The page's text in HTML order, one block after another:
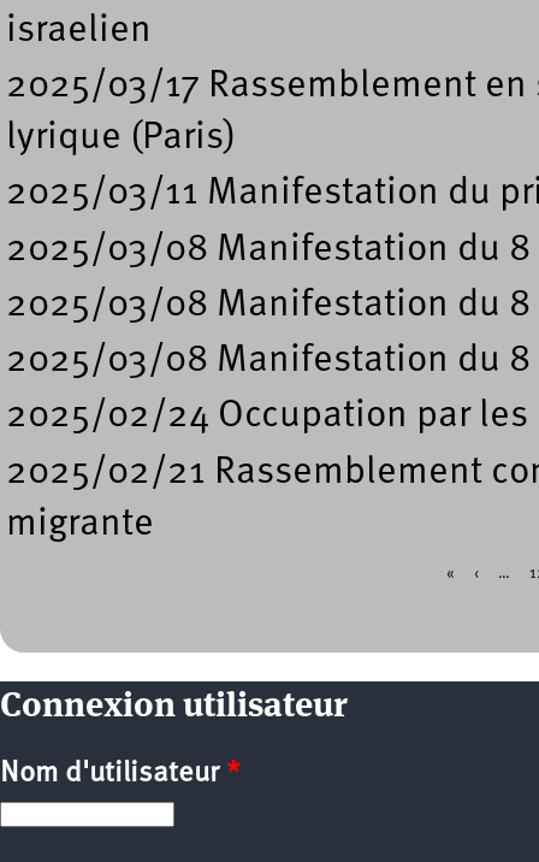
israelien
2025/03/17 Rassemblement
lyrique (Paris)
2025/03/11 Manifestation du
2025/03/08 Manifestation du 8
2025/03/08 Manifestation du 8
2025/03/08 Manifestation du 8
2025/02/24 Occupation par les
2025/02/21 Rassemblement
migrante
« ‹ …
Connexion utilisateur
Nom d'utilisateur *